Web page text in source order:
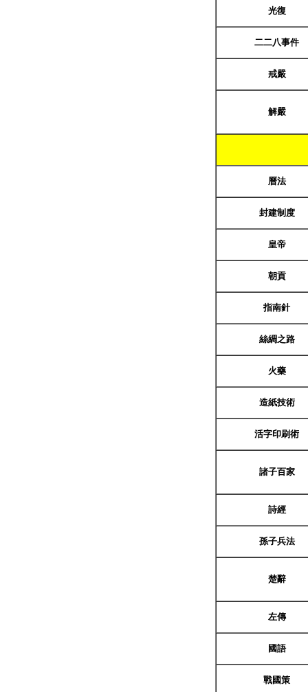
光復
二二八事件
戒嚴
解嚴
曆法
封建制度
皇帝
朝貢
指南針
絲綢之路
火藥
造紙技術
活字印刷術
諸子百家
詩經
孫子兵法
楚辭
左傳
國語
戰國策